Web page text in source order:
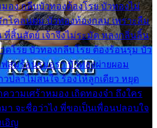
อง กลีบบัวทองต้องโรย บัวทองไม่
กโคลนตม บัวทองท้องกลม เพราะลืม
สิ้นสัตย์ เจ้าจึงไม่ระมัด หลงกลิ่นลิ้น
ดโรย บัวทองกลีบโรย ต้องร้อนรุม บัว
สุมร้อนรุมอุรา บัวทองผ่ายผอม
ปลาไม่สนใจ ร้องไห้ลูกเดียว หยุด
ความเศร้าหมอง เถิดทองจ๋า ถึงใคร
มา จะชื่อว่าไง พี่ขอเป็นเพื่อนปลอบใจ
เอิญ